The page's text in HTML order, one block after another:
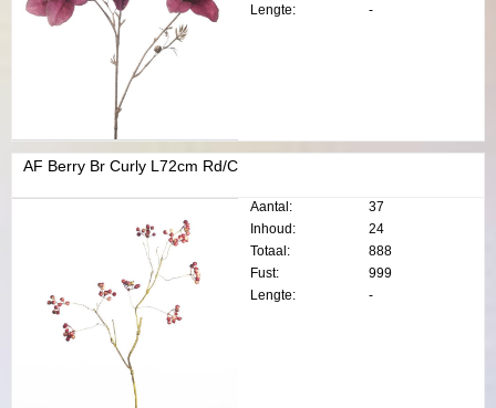
Lengte:
-
AF Berry Br Curly L72cm Rd/C
Aantal:
37
Inhoud:
24
Totaal:
888
Fust:
999
Lengte:
-